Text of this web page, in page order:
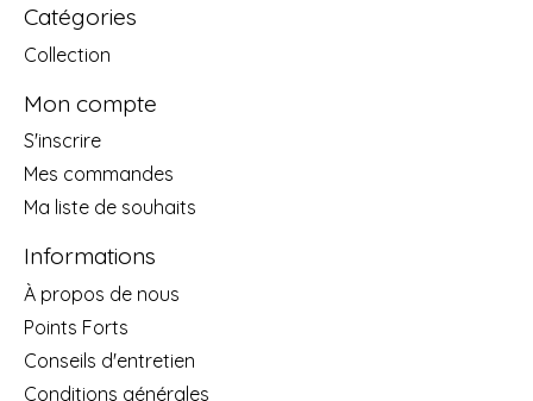
Catégories
Collection
Mon compte
S'inscrire
Mes commandes
Ma liste de souhaits
Informations
À propos de nous
Points Forts
Conseils d'entretien
Conditions générales